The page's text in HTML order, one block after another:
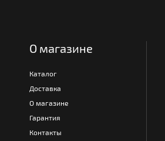
О магазине
Каталог
Доставка
О магазине
Гарантия
Контакты